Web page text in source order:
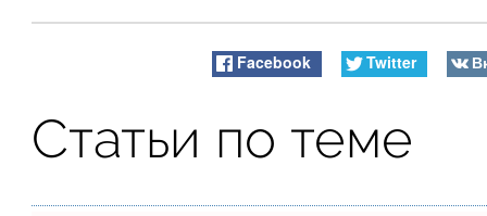
Facebook Twitter
Статьи по теме